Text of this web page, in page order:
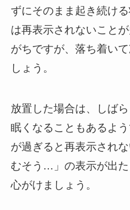
ずにそのまま起き続け
は再表示されないこと
がちですが、落ち着い
しょう。
放置した場合は、しば
眠くなることもあるよ
が過ぎると再表示され
むそう…」の表示が出
心がけましょう。